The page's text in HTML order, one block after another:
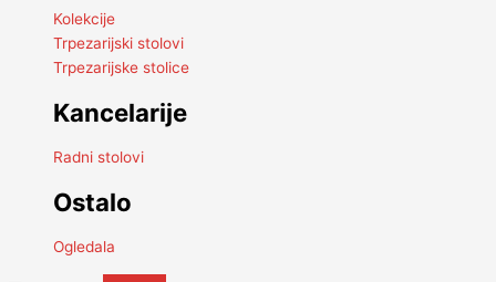
Kolekcije
Trpezarijski stolovi
Trpezarijske stolice
Kancelarije
Radni stolovi
Ostalo
Ogledala